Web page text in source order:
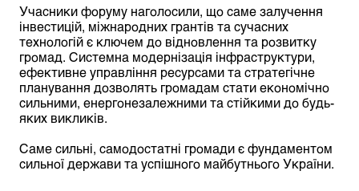
Учасники форуму наголосили, що саме залучення
інвестицій, міжнародних грантів та сучасних
технологій є ключем до відновлення та розвитку
громад. Системна модернізація інфраструктури,
ефективне управління ресурсами та стратегічне
планування дозволять громадам стати економічно
сильними, енергонезалежними та стійкими до будь-
яких викликів.
Саме сильні, самодостатні громади є фундаментом
сильної держави та успішного майбутнього України.